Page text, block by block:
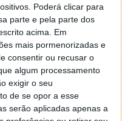
Poderá clicar para
parte e pela parte dos
acima. Em
mais pormenorizadas e
consentir ou recusar o
algum processamento
exigir o seu
de se opor a esse
serão aplicadas apenas a
de 2005 às 11:21
Faz da seguinte maneira,
janela com o botão direito do
no separador Menu ‘Iniciar’
aí encontrarás no separador
o Browser com que queres
Caso não consigas chegar lá,